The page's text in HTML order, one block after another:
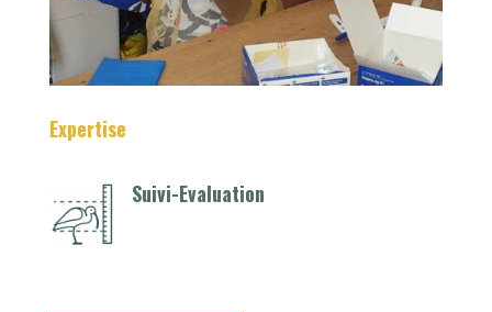
Expertise
Suivi-Evaluation